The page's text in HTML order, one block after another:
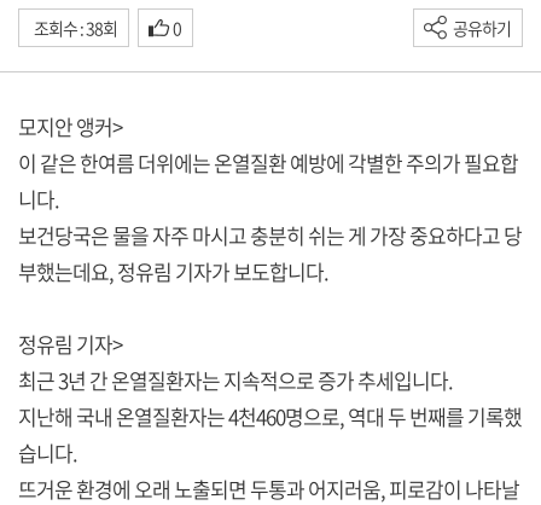
조회수 : 38회 0 공유하기
모지안 앵커>
이 같은 한여름 더위에는 온열질환 예방에 각별한 주의가 필요합
니다.
보건당국은 물을 자주 마시고 충분히 쉬는 게 가장 중요하다고 당
부했는데요, 정유림 기자가 보도합니다.
정유림 기자>
최근 3년 간 온열질환자는 지속적으로 증가 추세입니다.
지난해 국내 온열질환자는 4천460명으로, 역대 두 번째를 기록했
습니다.
뜨거운 환경에 오래 노출되면 두통과 어지러움, 피로감이 나타날